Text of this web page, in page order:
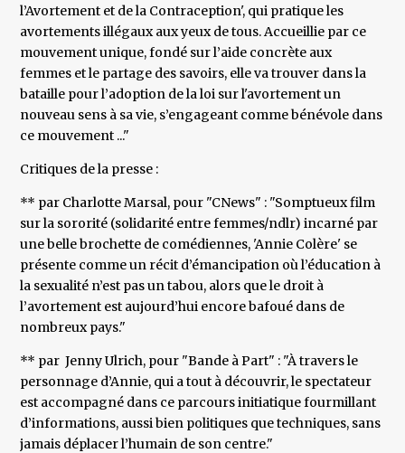
l’Avortement et de la Contraception', qui pratique les
avortements illégaux aux yeux de tous. Accueillie par ce
mouvement unique, fondé sur l’aide concrète aux
femmes et le partage des savoirs, elle va trouver dans la
bataille pour l’adoption de la loi sur l'avortement un
nouveau sens à sa vie, s’engageant comme bénévole dans
ce mouvement ..."
Critiques de la presse :
** par Charlotte Marsal, pour "CNews" : "Somptueux film
sur la sororité (solidarité entre femmes/ndlr) incarné par
une belle brochette de comédiennes, 'Annie Colère' se
présente comme un récit d’émancipation où l’éducation à
la sexualité n’est pas un tabou, alors que le droit à
l’avortement est aujourd’hui encore bafoué dans de
nombreux pays."
** par Jenny Ulrich, pour "Bande à Part" : "À travers le
personnage d’Annie, qui a tout à découvrir, le spectateur
est accompagné dans ce parcours initiatique fourmillant
d’informations, aussi bien politiques que techniques, sans
jamais déplacer l’humain de son centre."